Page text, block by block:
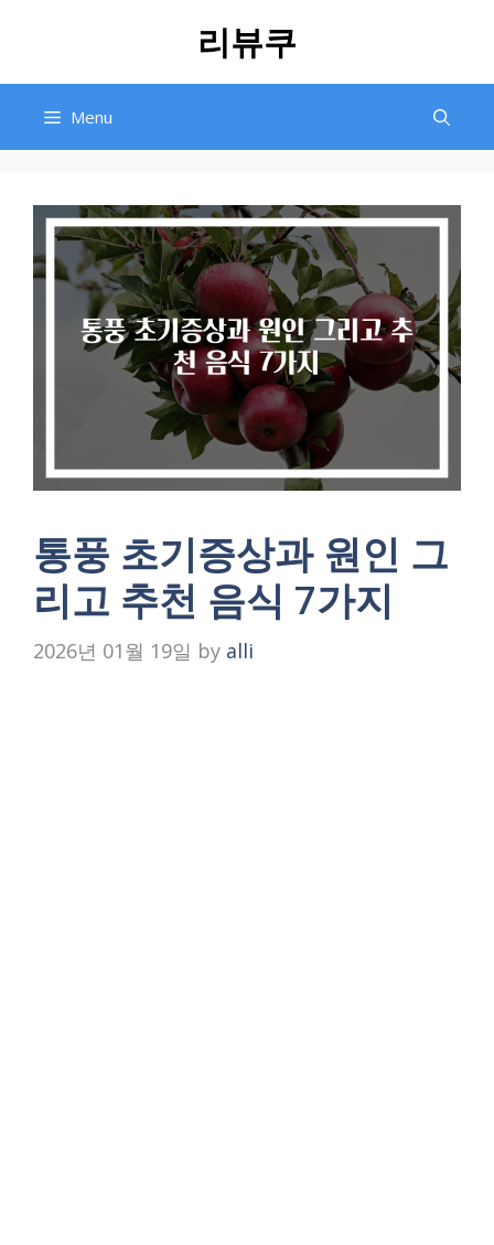
리뷰쿠
Menu
통풍 초기증상과 원인 그
리고 추천 음식 7가지
2026년 01월 19일 by alli